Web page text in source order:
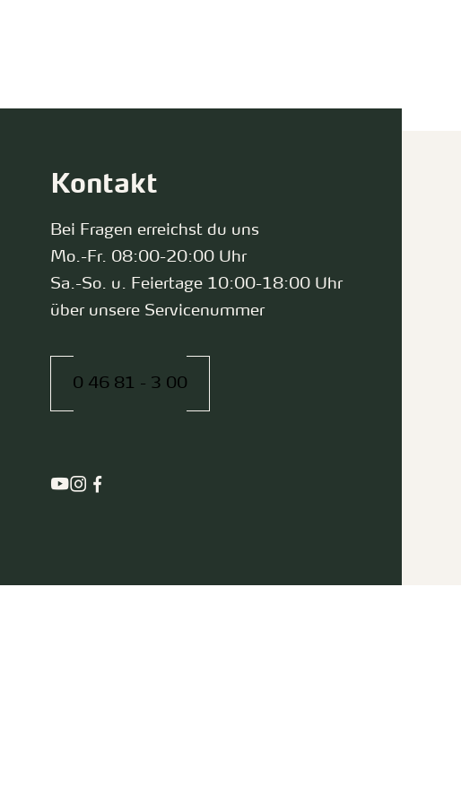
Kontakt
Bei Fragen erreichst du uns
Mo.-Fr. 08:00-20:00 Uhr
Sa.-So. u. Feiertage 10:00-18:00 Uhr
über unsere Servicenummer
0 46 81 - 3 00